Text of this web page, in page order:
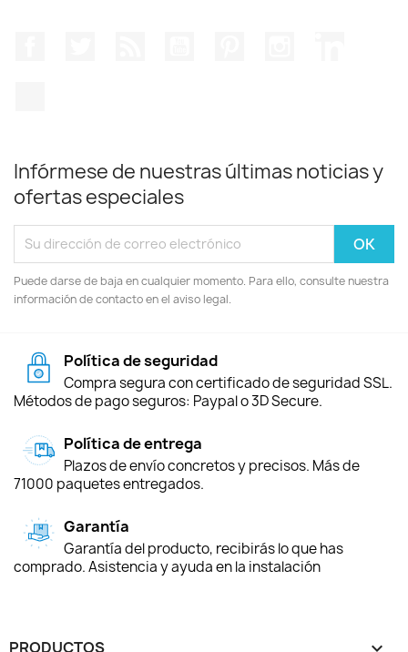
Infórmese de nuestras últimas noticias y
ofertas especiales
Puede darse de baja en cualquier momento. Para ello, consulte nuestra
información de contacto en el aviso legal.
Política de seguridad
Compra segura con certificado de seguridad SSL.
Métodos de pago seguros: Paypal o 3D Secure.
Política de entrega
Plazos de envío concretos y precisos. Más de
71000 paquetes entregados.
Garantía
Garantía del producto, recibirás lo que has
comprado. Asistencia y ayuda en la instalación
PRODUCTOS